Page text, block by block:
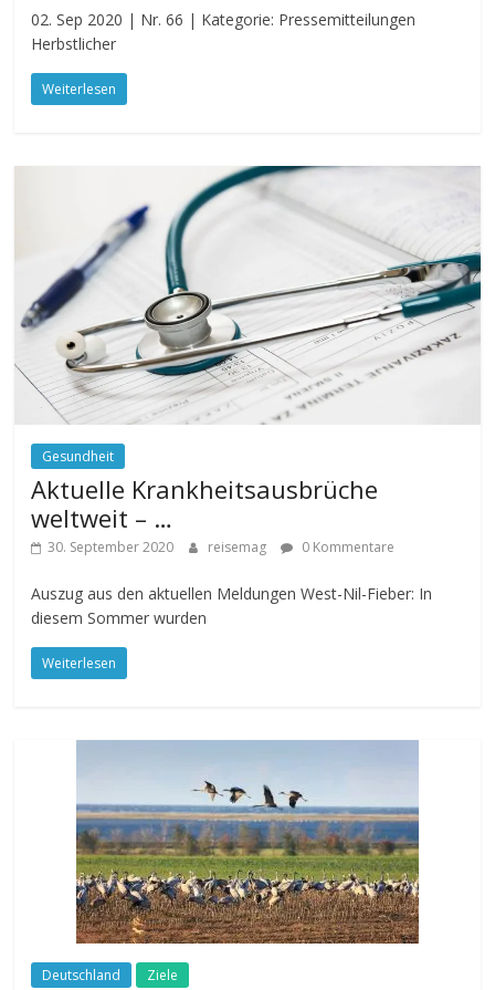
02. Sep 2020 | Nr. 66 | Kategorie: Pressemitteilungen
Herbstlicher
Weiterlesen
Gesundheit
Aktuelle Krankheitsausbrüche
weltweit – …
30. September 2020 reisemag 0 Kommentare
Auszug aus den aktuellen Meldungen West-Nil-Fieber: In
diesem Sommer wurden
Weiterlesen
Deutschland Ziele